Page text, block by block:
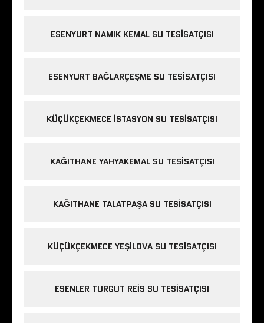
ESENYURT NAMIK KEMAL SU TESISATÇISI
ESENYURT BAĞLARÇEŞME SU TESISATÇISI
KÜÇÜKÇEKMECE ISTASYON SU TESISATÇISI
KAĞITHANE YAHYAKEMAL SU TESISATÇISI
KAĞITHANE TALATPAŞA SU TESISATÇISI
KÜÇÜKÇEKMECE YEŞILOVA SU TESISATÇISI
ESENLER TURGUT REIS SU TESISATÇISI